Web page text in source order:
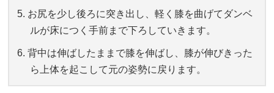
お尻を少し後ろに突き出し、軽く膝を曲げてダンベ
ルが床につく手前まで下ろしていきます。
背中は伸ばしたままで膝を伸ばし、膝が伸びきった
ら上体を起こして元の姿勢に戻ります。